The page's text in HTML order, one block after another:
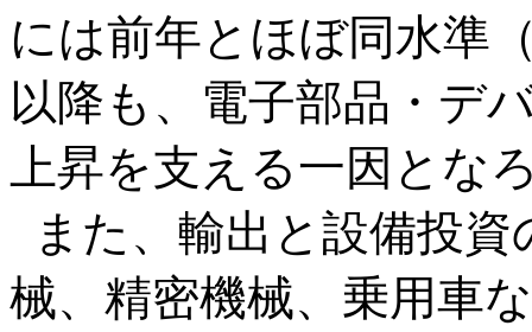
には前年とほぼ同水準
以降も、電子部品・デ
上昇を支える一因とな
また、輸出と設備投
械、精密機械、乗用車